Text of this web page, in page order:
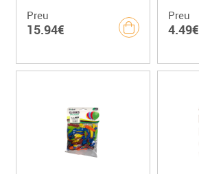
Preu
15.94€
Preu
4.49€